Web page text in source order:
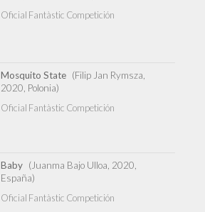
Oficial Fantàstic Competición
Mosquito State (Filip Jan Rymsza,
2020, Polonia)
Oficial Fantàstic Competición
Baby (Juanma Bajo Ulloa, 2020,
España)
Oficial Fantàstic Competición